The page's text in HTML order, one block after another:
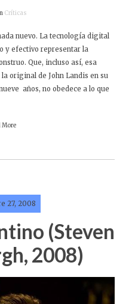
Críticas
nuevo. La tecnología digital
y efectivo representar la
Que, incluso así, esa
original de John Landis en su
años, no obedece a lo que
More
27, 2008
(Steven
2008)